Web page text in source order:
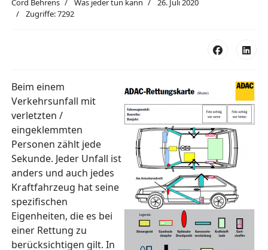
Cord Behrens Was jeder tun kann
26. Juli 2020
Zugriffe: 7292
Beim einem
Verkehrsunfall mit
verletzten /
eingeklemmten
Personen zählt jede
Sekunde. Jeder Unfall ist
anders und auch jedes
Kraftfahrzeug hat seine
spezifischen
Eigenheiten, die es bei
einer Rettung zu
berücksichtigen gilt. In